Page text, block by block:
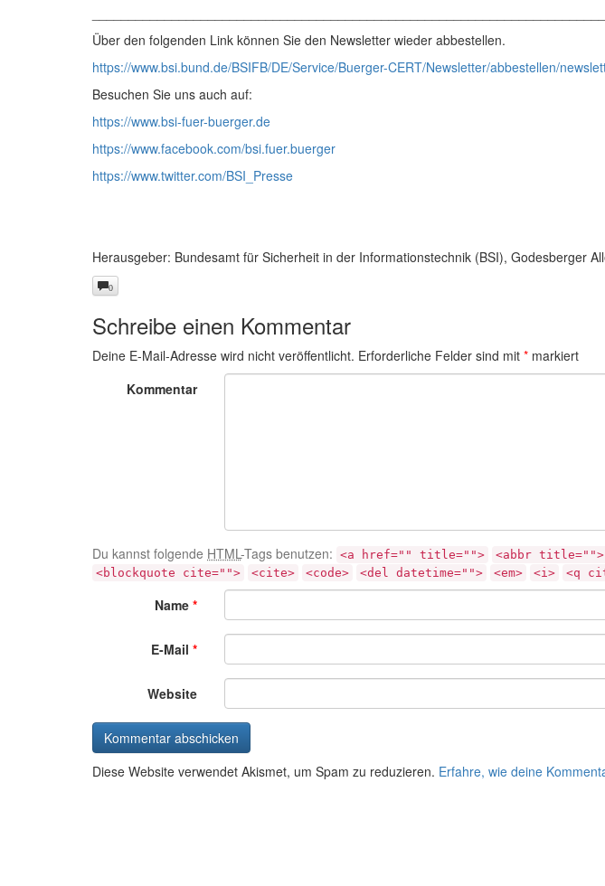
Über den folgenden Link können Sie den Newsletter wieder abbestellen.
https://www.bsi.bund.de/BSIFB/DE/Service/Buerger-CERT/Newsletter/abbestellen/
Besuchen Sie uns auch auf:
https://www.bsi-fuer-buerger.de
https://www.facebook.com/bsi.fuer.buerger
https://www.twitter.com/BSI_Presse
Herausgeber: Bundesamt für Sicherheit in der Informationstechnik (BSI), Godesberger
0
Schreibe einen Kommentar
Deine E-Mail-Adresse wird nicht veröffentlicht. Erforderliche Felder sind mit * markiert
Kommentar
Du kannst folgende HTML-Tags benutzen: <a href="" title=""> <abbr title="">
<blockquote cite="">
<cite> <code> <del datetime=""> <em> <i> <q
Name*
E-Mail*
Website
Diese Website verwendet Akismet, um Spam zu reduzieren. Erfahre, wie deine